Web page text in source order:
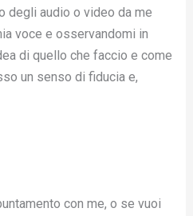
degli audio o video da me
voce e osservandomi in
di quello che faccio e come
un senso di fiducia e,
con me, o se vuoi